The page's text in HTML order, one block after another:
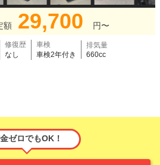
額 29,700 円〜
修復歴
なし
車検
車検2年付き
排気量
660cc
ゼロでもOK！